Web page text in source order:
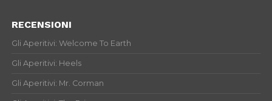
RECENSIONI
Gli Aperitivi: Welcome To Earth
Gli Aperitivi: Heels
Gli Aperitivi: Mr. Corman